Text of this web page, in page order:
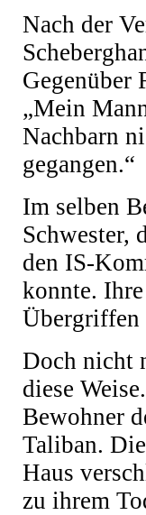
Nach der
Gegenüber
„Mein
Nachbarn
gegangen.“
Im selben
Schwester,
den IS-
konnte.
Übergriffen
Doch nicht
diese
Bewohner
Taliban.
Haus
zu ihrem